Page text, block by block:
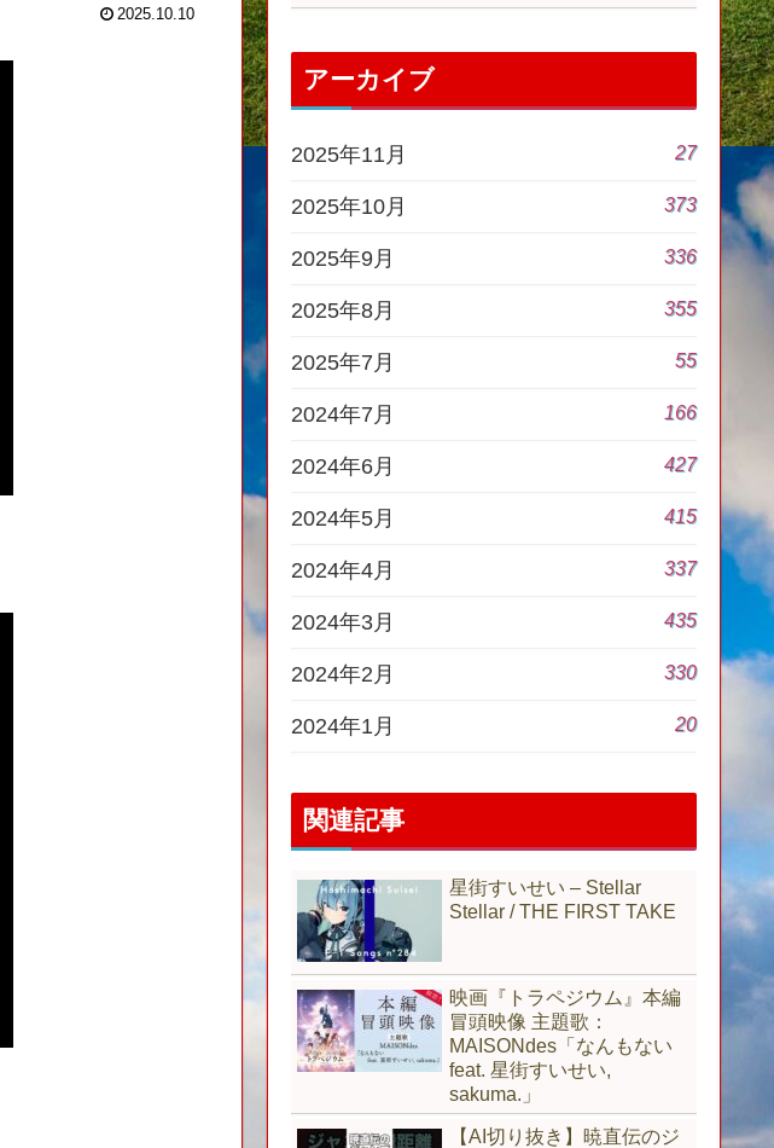
2025.10.10
アーカイブ
2025年11月 27
2025年10月 373
2025年9月 336
2025年8月 355
2025年7月 55
2024年7月 166
2024年6月 427
2024年5月 415
2024年4月 337
2024年3月 435
2024年2月 330
2024年1月 20
関連記事
星街すいせい – Stellar
Stellar / THE FIRST TAKE
映画『トラペジウム』本編
冒頭映像 主題歌：
MAISONdes「なんもない
feat. 星街すいせい,
sakuma.」
【AI切り抜き】暁直伝のジ